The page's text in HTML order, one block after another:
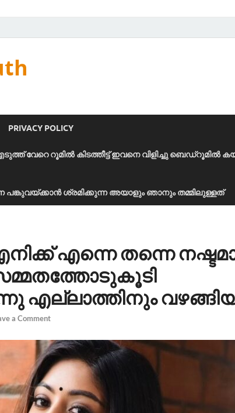
PRIVACY POLICY
വേറെ റൂമിൽ കിടത്തീട്ട് ഇവനെ വിളിച്ചു ബെഡ്‌റൂമിൽ
പങ്കുവയ്ക്കാൻ ശ്രമിക്കുന്ന അയാളും ഞാനും തമ്മിലുള്ളത്
എന്നെ തന്നെ
എല്ലാത്തിനും
a Comment